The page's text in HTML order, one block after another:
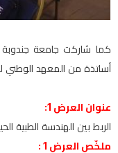
كما شاركت جامعة
أساتذة من المعهد الوطني
عنوان العرض 1:
الربط بين الهندسة الطبية
ملخّص العرض 1 :